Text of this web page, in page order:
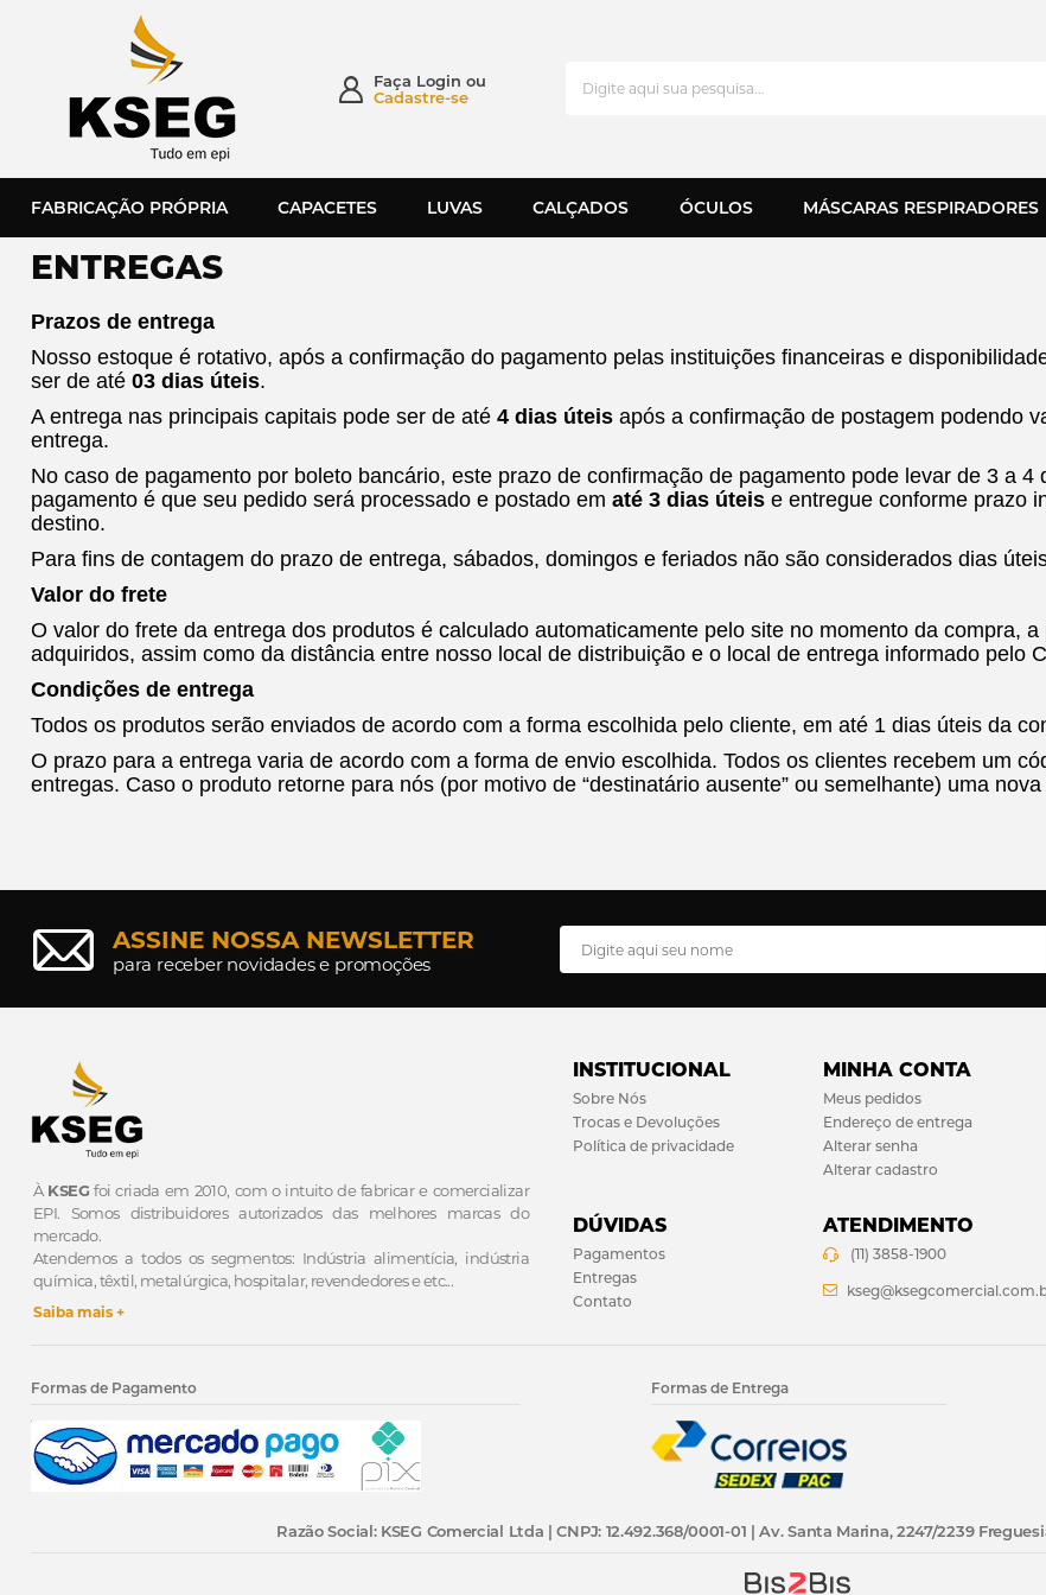
Faça Login ou
Cadastre-se
FABRICAÇÃO PRÓPRIA CAPACETES LUVAS CALÇADOS ÓCULOS MÁSCARAS RESPIRADORES
ENTREGAS
Prazos de entrega
Nosso estoque é rotativo, após a confirmação do pagamento pelas instituições financeiras e
ser de até 03 dias úteis.
A entrega nas principais capitais pode ser de até 4 dias úteis após a confirmação de postagem podendo
entrega.
No caso de pagamento por boleto bancário, este prazo de confirmação de pagamento pode levar de 3 a
pagamento é que seu pedido será processado e postado em até 3 dias úteis e entregue conforme prazo
destino.
Para fins de contagem do prazo de entrega, sábados, domingos e feriados não são considerados dias
Valor do frete
O valor do frete da entrega dos produtos é calculado automaticamente pelo site no momento da compra,
adquiridos, assim como da distância entre nosso local de distribuição e o local de entrega informado pelo
Condições de entrega
Todos os produtos serão enviados de acordo com a forma escolhida pelo cliente, em até 1 dias úteis da
O prazo para a entrega varia de acordo com a forma de envio escolhida. Todos os clientes recebem um
entregas. Caso o produto retorne para nós (por motivo de “destinatário ausente” ou semelhante) uma
ASSINE NOSSA NEWSLETTER
para receber novidades e promoções
À KSEG foi criada em 2010, com o intuito de fabricar e comercializar
EPI. Somos distribuidores autorizados das melhores marcas do
mercado.
Atendemos a todos os segmentos: Indústria alimentícia, indústria
química, têxtil, metalúrgica, hospitalar, revendedores e etc...
Saiba mais +
INSTITUCIONAL
Sobre Nós
Trocas e Devoluções
Política de privacidade
MINHA CONTA
Meus pedidos
Endereço de entrega
Alterar senha
Alterar cadastro
DÚVIDAS
Pagamentos
Entregas
Contato
ATENDIMENTO
(11) 3858-1900
Formas de Pagamento Formas de Entrega
Razão Social: KSEG Comercial Ltda | CNPJ: 12.492.368/0001-01 | Av. Santa Marina, 2247/2239